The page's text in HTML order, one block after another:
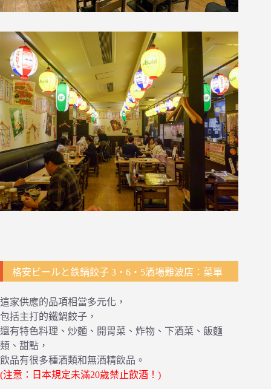
格安ビールと鉄鍋餃子 3・6・5酒場難波店：菜單
這家供應的品項相當多元化，
包括主打的鐵鍋餃子，
還有特色料理、炒麵、開胃菜、炸物、下酒菜、飯麵
類、甜點，
飲品有很多種酒類和無酒精飲品。
(注意：日本規定未滿20歲禁止飲酒！)